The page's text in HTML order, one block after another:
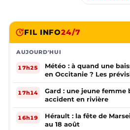
FIL INFO24/7
AUJOURD'HUI
17h25
Météo : à quand une
en Occitanie ? Les
17h14
Gard : une jeune femme
accident en rivière
16h19
Hérault : la fête de
au 18 août